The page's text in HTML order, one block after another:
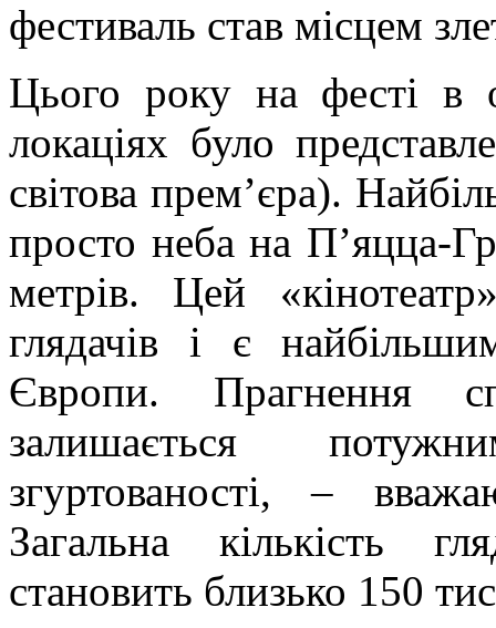
фестиваль став місцем
Цього року на фесті в
локаціях було
світова прем’єра).
просто неба на П’яцца-
метрів. Цей
глядачів і є
Європи. Прагнення
залишається
згуртованості, –
Загальна кількість
становить близько 150